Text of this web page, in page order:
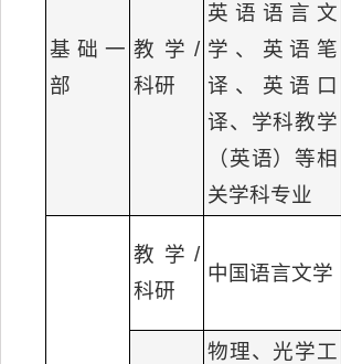
基础一
部
教学/
科研
英语语言文
学、英语笔
译、英语口
译、学科教学
（英语）等相
关学科专业
教学/
科研
中国语言文学
物理、光学工